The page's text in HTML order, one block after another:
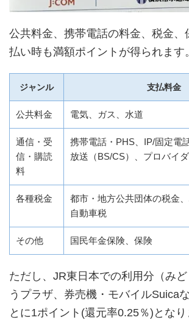
公共料金、携帯電話の料金、税金、
払い時も満額ポイントが得られます。
ジャンル 支払料金
公共料金 電気、ガス、水道
通信・受
信・購読
料
携帯電話・PHS、IP/固定電話
放送（BS/CS）、プロバイ
各種税金
都市・地方公共団体の税金、
自動車税
その他 国民年金保険、保険
ただし、JR東日本での利用分（み
うプラザ、券売機・モバイルSuica
とに1ポイント(還元率0.25％)とな